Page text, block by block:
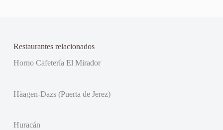
Restaurantes relacionados
Horno Cafetería El Mirador
Häagen-Dazs (Puerta de Jerez)
Huracán